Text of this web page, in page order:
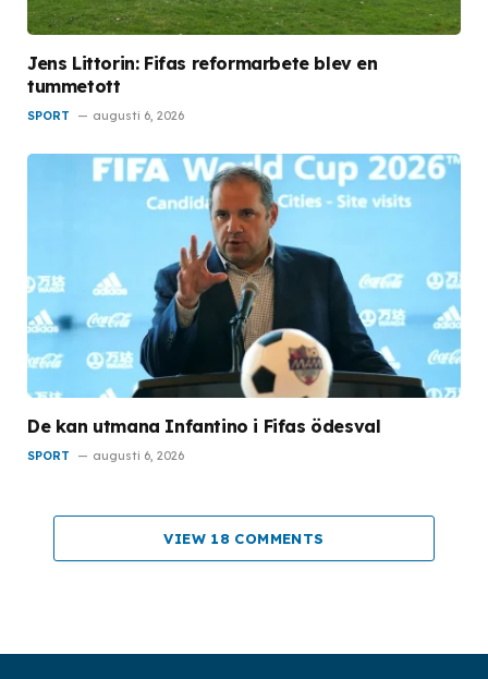
Jens Littorin: Fifas reformarbete blev en
tummetott
SPORT augusti 6, 2026
De kan utmana Infantino i Fifas ödesval
SPORT augusti 6, 2026
VIEW 18 COMMENTS